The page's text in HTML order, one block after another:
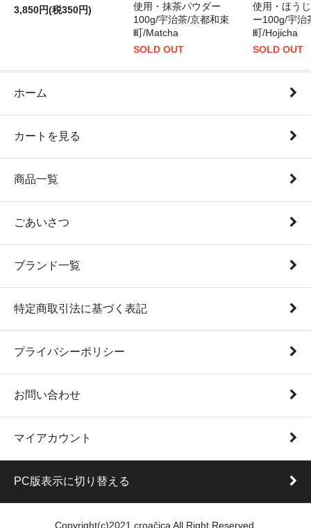
3,850円(税350円)
使用・抹茶パウダー
100g/宇治茶/京都和束
町/Matcha
SOLD OUT
使用・ほう
ー100g/宇治
町/Hojicha
SOLD OUT
ホーム
カートを見る
商品一覧
ごあいさつ
ブランド一覧
特定商取引法に基づく表記
プライバシーポリシー
お問い合わせ
マイアカウント
PC版表示に切り替える
Copyright(c)2021 croačica All Right Reserved.